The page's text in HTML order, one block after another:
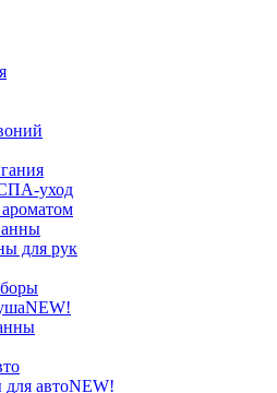
уход
для рук
NEW!
автоNEW!